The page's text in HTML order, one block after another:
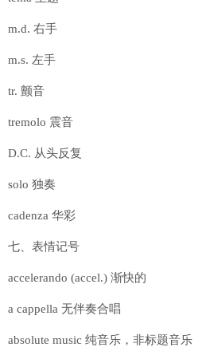
m.d. 右手
m.s. 左手
tr. 颤音
tremolo 震音
D.C. 从头反复
solo 独奏
cadenza 华彩
七、表情记号
accelerando (accel.) 渐快的
a cappella 无伴奏合唱
absolute music 纯音乐，非标题音乐